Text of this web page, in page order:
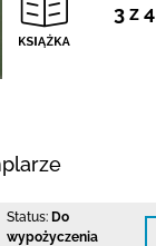
3 z 4
Status: Do
wypożyczenia